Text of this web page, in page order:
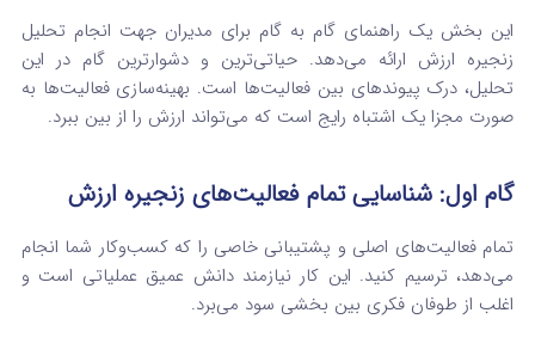
این بخش یک راهنمای گام به گام برای مدیران جهت انجام تحلیل
زنجیره ارزش ارائه می‌دهد. حیاتی‌ترین و دشوارترین گام در این
تحلیل، درک پیوندهای بین فعالیت‌ها است. بهینه‌سازی فعالیت‌ها به
صورت مجزا یک اشتباه رایج است که می‌تواند ارزش را از بین ببرد.
گام اول: شناسایی تمام فعالیت‌های زنجیره ارزش
تمام فعالیت‌های اصلی و پشتیبانی خاصی را که کسب‌وکار شما انجام
می‌دهد، ترسیم کنید. این کار نیازمند دانش عمیق عملیاتی است و
اغلب از طوفان فکری بین بخشی سود می‌برد.